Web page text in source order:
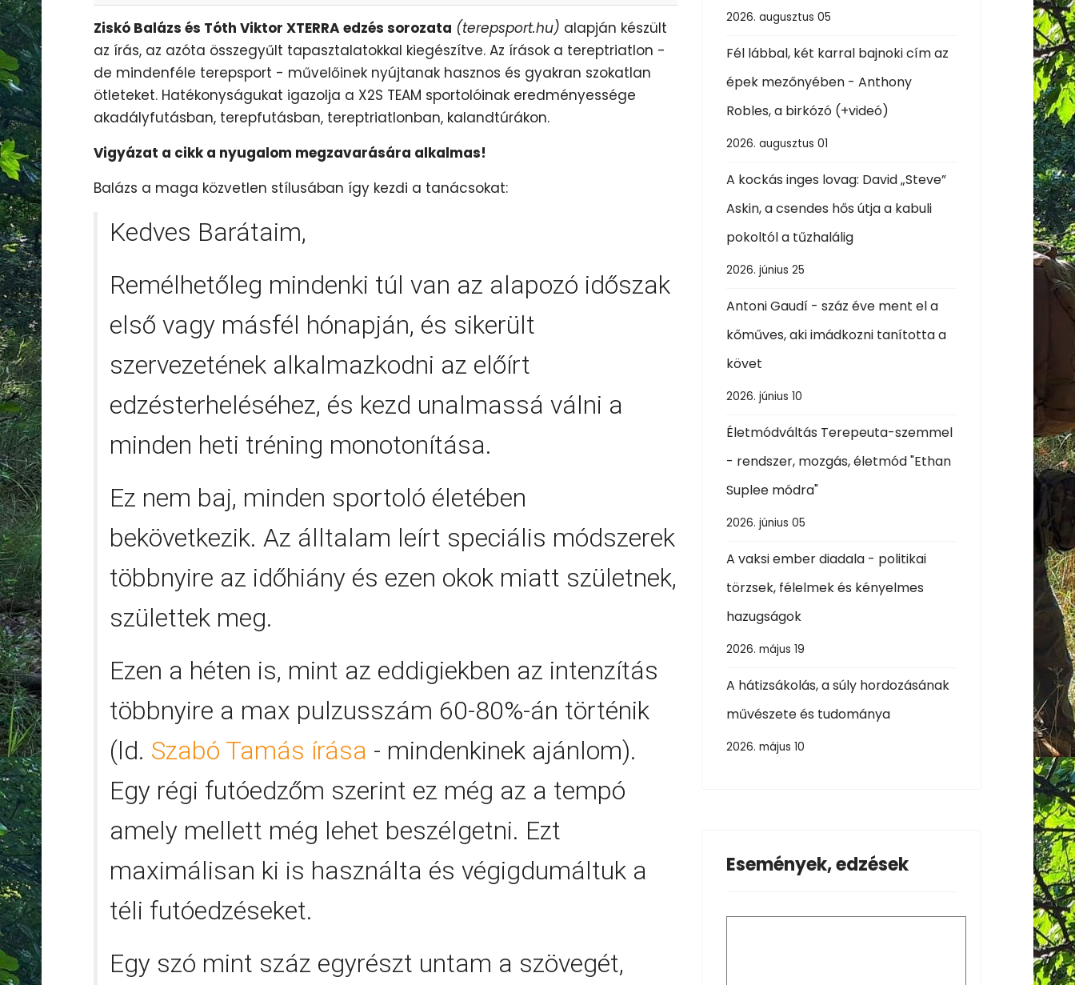
Ziskó Balázs és Tóth Viktor XTERRA edzés sorozata (terepsport.hu) alapján készült
az írás, az azóta összegyűlt tapasztalatokkal kiegészítve. Az írások a tereptriatlon -
de mindenféle terepsport - művelőinek nyújtanak hasznos és gyakran szokatlan
ötleteket. Hatékonyságukat igazolja a X2S TEAM sportolóinak eredményessége
akadályfutásban, terepfutásban, tereptriatlonban, kalandtúrákon.
Vigyázat a cikk a nyugalom megzavarására alkalmas!
Balázs a maga közvetlen stílusában így kezdi a tanácsokat:
Kedves Barátaim,
Remélhetőleg mindenki túl van az alapozó időszak
első vagy másfél hónapján, és sikerült
szervezetének alkalmazkodni az előírt
edzésterheléséhez, és kezd unalmassá válni a
minden heti tréning monotonítása.
Ez nem baj, minden sportoló életében
bekövetkezik. Az álltalam leírt speciális módszerek
többnyire az időhiány és ezen okok miatt születnek,
születtek meg.
Ezen a héten is, mint az eddigiekben az intenzítás
többnyire a max pulzusszám 60-80%-án történik
(ld. Szabó Tamás írása - mindenkinek ajánlom).
Egy régi futóedzőm szerint ez még az a tempó
amely mellett még lehet beszélgetni. Ezt
maximálisan ki is használta és végigdumáltuk a
téli futóedzéseket.
Egy szó mint száz egyrészt untam a szövegét,
2026. augusztus 05
Fél lábbal, két karral bajnoki cím az
épek mezőnyében - Anthony
Robles, a birkózó (+videó)
2026. augusztus 01
A kockás inges lovag: David „Steve”
Askin, a csendes hős útja a kabuli
pokoltól a tűzhalálig
2026. június 25
Antoni Gaudí - száz éve ment el a
kőműves, aki imádkozni tanította a
követ
2026. június 10
Életmódváltás Terepeuta-szemmel
- rendszer, mozgás, életmód "Ethan
Suplee módra"
2026. június 05
A vaksi ember diadala - politikai
törzsek, félelmek és kényelmes
hazugságok
2026. május 19
A hátizsákolás, a súly hordozásának
művészete és tudománya
2026. május 10
Események, edzések